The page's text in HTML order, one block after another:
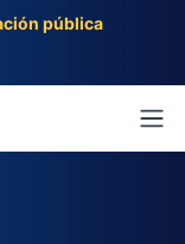
pública